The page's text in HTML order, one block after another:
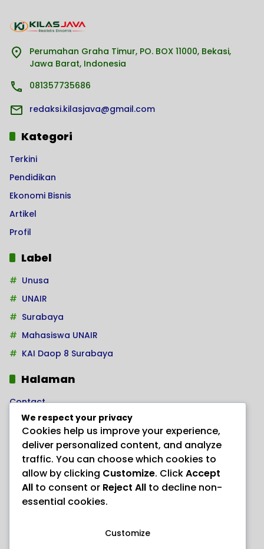
Perumahan Graha Timur, PO. BOX 11000, Bekasi,
Jawa Barat, Indonesia
081357735686
redaksi.kilasjava@gmail.com
Kategori
Terkini
Pendidikan
Ekonomi Bisnis
Artikel
Profil
Label
Unusa
UNAIR
Surabaya
Mahasiswa UNAIR
KAI Daop 8 Surabaya
Halaman
Contact
Home
Kode Etik Jurnalistik
Pedoman Hak Jawab
Pedoman Media Siber
PRODUK HERBAL AJAIB “ANAYL STORE”
We respect your privacy
Cookies help us improve your experience,
deliver personalized content, and analyze
traffic. You can choose which cookies to
allow by clicking Customize. ClickAccept
All to consent or Reject All to decline non-
essential cookies.
Customize